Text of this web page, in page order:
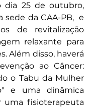
dia 25 de outubro,
sede da CAA-PB,  e
de revitalização
relaxante para
Além disso, haverá
ao Câncer:
o Tabu da Mulher
e uma dinâmica
uma fisioterapeuta